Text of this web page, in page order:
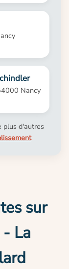
Nancy
plus d'autres
sur
La